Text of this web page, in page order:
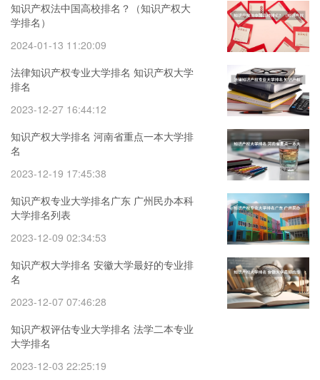
知识产权法中国高校排名？（知识产权大
学排名）
2024-01-13 11:20:09
法律知识产权专业大学排名 知识产权大学
排名
2023-12-27 16:44:12
知识产权大学排名 河南省重点一本大学排
名
2023-12-19 17:45:38
知识产权专业大学排名广东 广州民办本科
大学排名列表
2023-12-09 02:34:53
知识产权大学排名 安徽大学最好的专业排
名
2023-12-07 07:46:28
知识产权评估专业大学排名 法学二本专业
大学排名
2023-12-03 22:25:19